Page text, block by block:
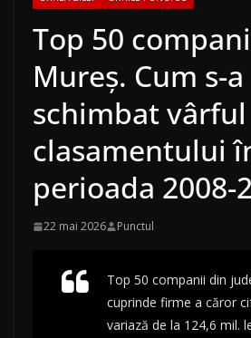
Top 50
Mureș. Cum s-a
schimbat vârful
clasamentului
perioada 2008-
22 mai 2026 Punctul
Top 50 companii din
cuprinde firme a căror
variază de la 124,6 mil.